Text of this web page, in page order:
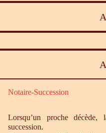
Notaire-Succession
Lorsqu’un proche
succession.